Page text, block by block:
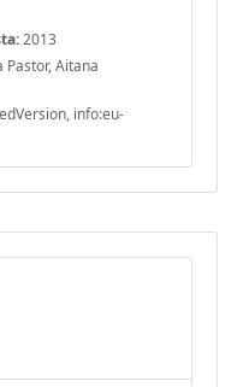
2013
Pastor, Aitana
info:eu-